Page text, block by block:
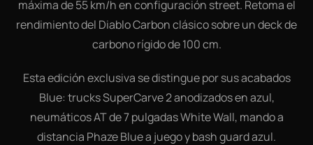
máxima de 55 km/h en configuración street. Retoma el
rendimiento del Diablo Carbon clásico sobre un deck de
carbono rígido de 100 cm.
Esta edición exclusiva se distingue por sus acabados
Blue: trucks SuperCarve 2 anodizados en azul,
neumáticos AT de 7 pulgadas White Wall, mando a
distancia Phaze Blue a juego y bash guard azul.